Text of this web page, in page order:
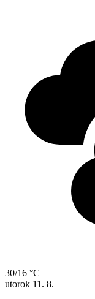
30/16 °C
utorok 11. 8.